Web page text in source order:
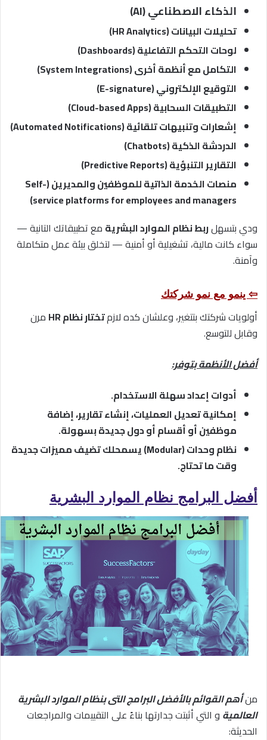
الذكاء الاصطناعي (AI)
تحليلات البيانات (HR Analytics)
لوحات التحكم التفاعلية (Dashboards)
التكامل مع أنظمة أخرى (System Integrations)
التوقيع الإلكتروني (E-signature)
التطبيقات السحابية (Cloud-based Apps)
إشعارات وتنبيهات تلقائية (Automated Notifications)
الدردشة الذكية (Chatbots)
التقارير التنبؤية (Predictive Reports)
منصات الخدمة الذاتية للموظفين والمديرين (Self-
service platforms for employees and managers)
ودي بتسهلربط نظام الموارد البشرية مع تطبيقاتك التانية —
سواء كانت مالية، تشغيلية أو أمنية — لتخلق بيئة عمل متكاملة
وآمنة.
⇦ ينمو مع نمو شركتك
أولويات شركتك بتتغير، وعلشان كده لازمتختار نظام HR
مرن
وقابل للتوسع.
أفضل الأنظمة بتوفر:
أدوات إعداد سهلة الاستخدام.
إمكانية تعديل العمليات، إنشاء تقارير، إضافة
موظفين أو أقسام أو دول جديدة بسهولة.
نظام وحدات (Modular) يسمحلك تضيف مميزات جديدة
وقت ما تحتاج.
أفضل البرامج نظام الموارد البشرية
منأهم القوائم بالأفضل البرامج التى بنظام الموارد البشرية
العالمية و التي أثبتت جدارتها بناءً على التقييمات والمراجعات
الحديثة: